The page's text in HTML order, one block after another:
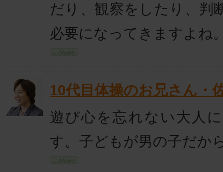
だり、観察をしたり、判
必要になってきますよね
10代目体操のお兄さん・
遊び心を忘れない大人
す。子どもが男の子だか